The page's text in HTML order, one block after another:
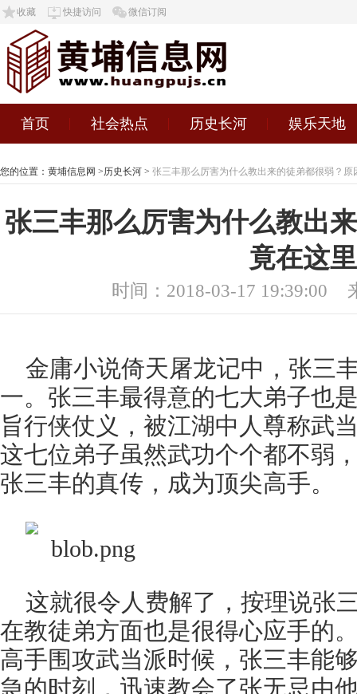
收藏 快捷访问 微信订阅
首页 社会热点 历史长河 娱乐天地
您的位置： 黄埔信息网 >历史长河 > 张三丰那么厉害为什么教出来的徒弟都很弱？原
张三丰那么厉害为什么教出
竟在这里
时间：2018-03-17 19:39:00
金庸小说倚天屠龙记中，张三
一。张三丰最得意的七大弟子也
旨行侠仗义，被江湖中人尊称武
这七位弟子虽然武功个个都不弱
张三丰的真传，成为顶尖高手。
这就很令人费解了，按理说张
在教徒弟方面也是很得心应手的
高手围攻武当派时候，张三丰能
急的时刻，迅速教会了张无忌由